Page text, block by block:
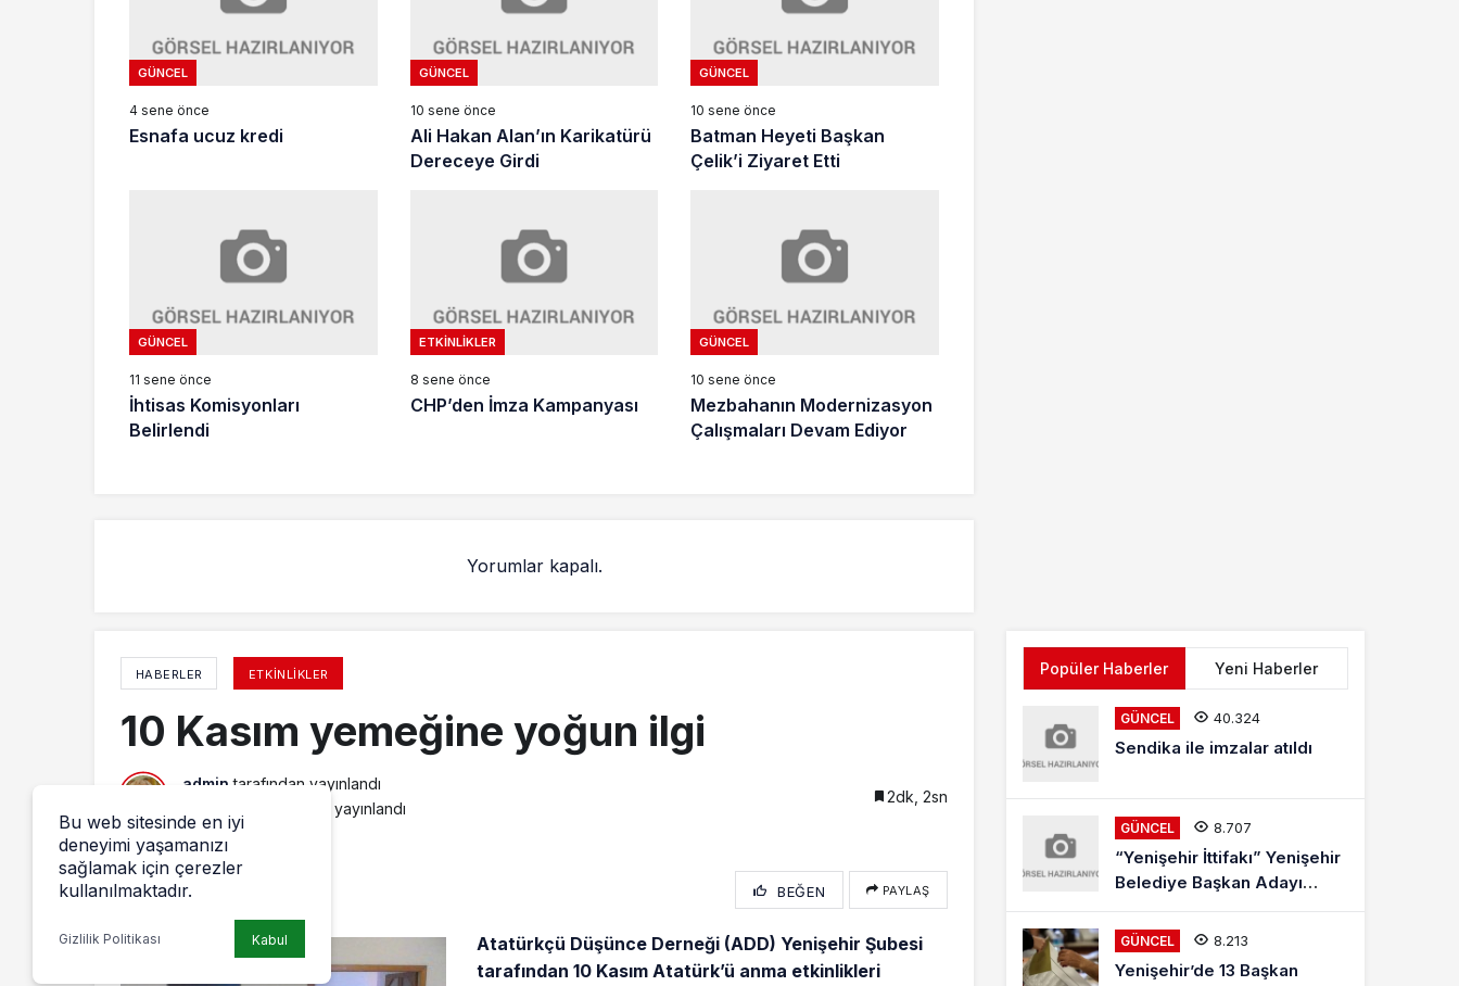
GÜNCEL
4 sene önce
Esnafa ucuz kredi
GÜNCEL
10 sene önce
Ali Hakan Alan’ın Karikatürü
Dereceye Girdi
GÜNCEL
10 sene önce
Batman Heyeti Başkan
Çelik’i Ziyaret Etti
GÜNCEL
11 sene önce
İhtisas Komisyonları
Belirlendi
ETKINLIKLER
8 sene önce
CHP’den İmza Kampanyası
GÜNCEL
10 sene önce
Mezbahanın Modernizasyon
Çalışmaları Devam Ediyor
Yorumlar kapalı.
HABERLER ETKINLIKLER
10 Kasım yemeğine yoğun ilgi
admin tarafından yayınlandı
yayınlandı
2dk, 2sn
BEĞEN PAYLAŞ
Atatürkçü Düşünce Derneği (ADD) Yenişehir Şubesi
tarafından 10 Kasım Atatürk’ü anma etkinlikleri
Popüler Haberler Yeni Haberler
GÜNCEL 40.324
Sendika ile imzalar atıldı
GÜNCEL 8.707
“Yenişehir İttifakı” Yenişehir
Belediye Başkan Adayı
Mehmet Kaya Röportajı
GÜNCEL 8.213
Yenişehir’de 13 Başkan
Bu web sitesinde en iyi
deneyimi yaşamanızı
sağlamak için çerezler
kullanılmaktadır.
Gizlilik Politikası Kabul